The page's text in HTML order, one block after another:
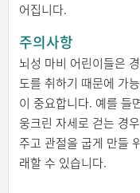
어집니다.
주의사항
뇌성 마비 어린이들은
도를 취하기 때문에 가
이 중요합니다. 예를 들
웅크린 자세로 걷는 경
주고 관절을 굽게 만들
래할 수 있습니다.